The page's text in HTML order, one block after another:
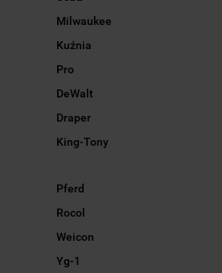
Milwaukee
Kuźnia
Pro
DeWalt
Draper
King-Tony
Pferd
Rocol
Weicon
Yg-1